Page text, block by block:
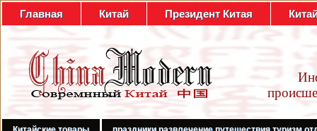
Главная Китай Президент Китая